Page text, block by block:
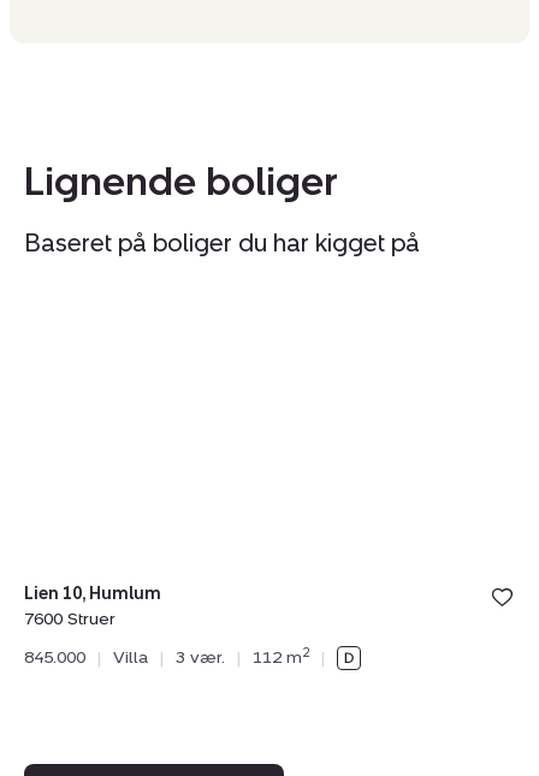
Lignende boliger
Baseret på boliger du har kigget på
Lien 10, Humlum
7600 Struer
845.000
| Villa | 3 vær. | 112 m2 |